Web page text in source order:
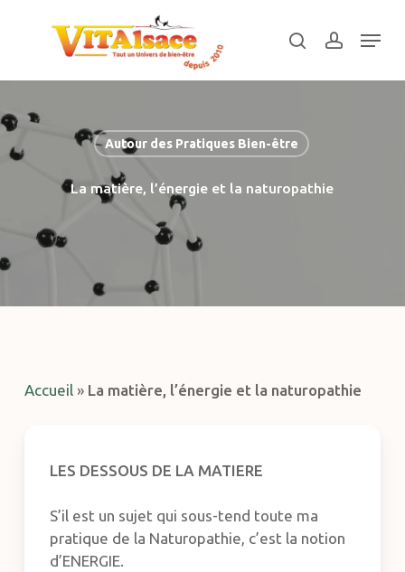
content
searchaccount
Menu
Autour des Pratiques Bien-être
La matière, l’énergie et la naturopathie
Accueil» La matière, l’énergie et la naturopathie
LES DESSOUS DE LA MATIERE
S’il est un sujet qui sous-tend toute ma
pratique de la Naturopathie, c’est la notion
d’ENERGIE.
Menu